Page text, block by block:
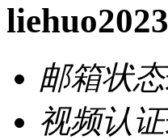
邮箱状态
视频认证